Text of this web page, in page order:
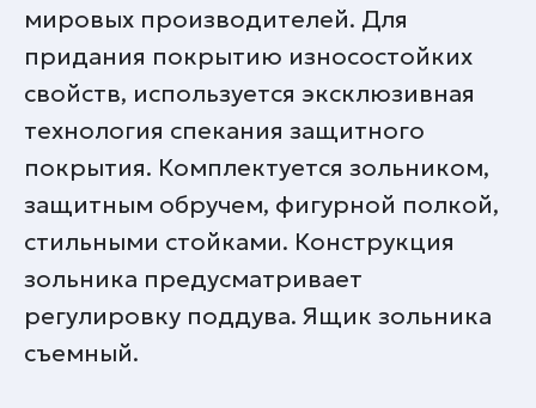
мировых производителей. Для
придания покрытию износостойких
свойств, используется эксклюзивная
технология спекания защитного
покрытия. Комплектуется зольником,
защитным обручем, фигурной полкой,
стильными стойками. Конструкция
зольника предусматривает
регулировку поддува. Ящик зольника
съемный.